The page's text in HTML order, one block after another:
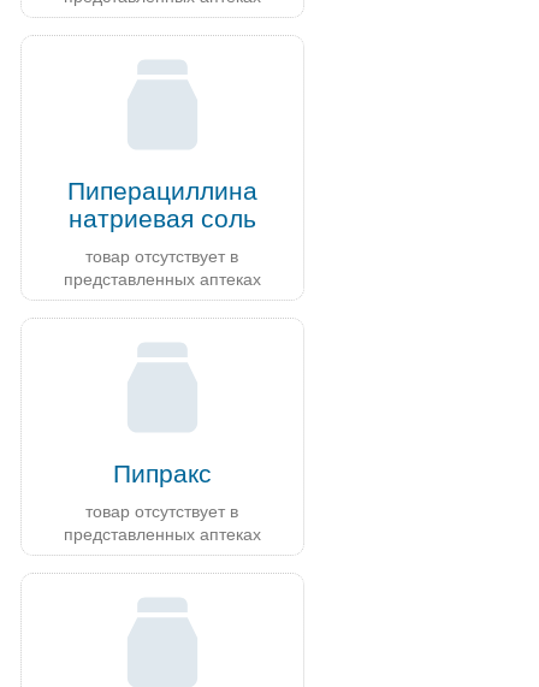
Пиперациллина
натриевая соль
товар отсутствует в
представленных аптеках
Пипракс
товар отсутствует в
представленных аптеках